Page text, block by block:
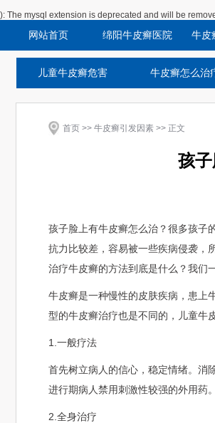
The mysql extension is deprecated and will be
网站首页 绵阳牛皮癣医院 牛皮
儿童牛皮癣危害 牛皮癣怎么治
首页 >> 牛皮癣引发因素 >> 正文
孩
孩子脸上有牛皮癣怎么治？很多孩子
抗力比较差，容易被一些疾病侵袭，
治疗牛皮癣的方法到底是什么？我们
牛皮癣是一种慢性的皮肤疾病，患上
型的牛皮癣治疗也是不同的，儿童牛
1.一般疗法
首先树立病人的信心，稳定情绪。消
进行期病人禁用刺激性较强的外用药。
2.全身治疗